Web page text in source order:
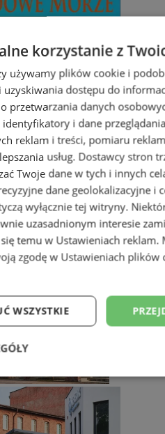
nad Bałtykiem w
Morze
korzystanie z
używamy plików cookie i
uzyskiwania dostępu do
przetwarzania danych
identyfikatory i dane
reklam i treści, pomiaru
usług. Dostawcy stron
Twoje dane w tych i innych
dane geolokalizacyjne i
wyłącznie tej witryny.
uzasadnionym interesie
temu w Ustawieniach reklam.
zgodę w Ustawieniach plików
WSZYSTKIE
Wydajność